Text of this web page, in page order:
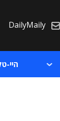
DailyMaily
היי-